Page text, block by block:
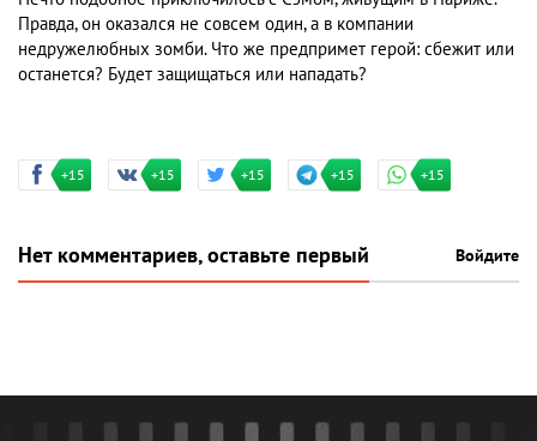
Правда, он оказался не совсем один, а в компании
недружелюбных зомби. Что же предпримет герой: сбежит или
останется? Будет защищаться или нападать?
+15 +15 +15 +15 +15
Нет комментариев, оставьте первый Войдите